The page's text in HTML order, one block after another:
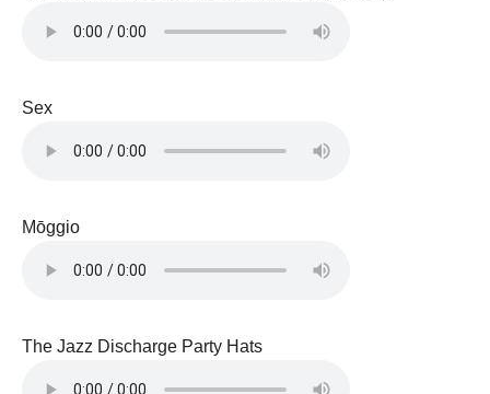
Sex
Mōggio
The Jazz Discharge Party Hats